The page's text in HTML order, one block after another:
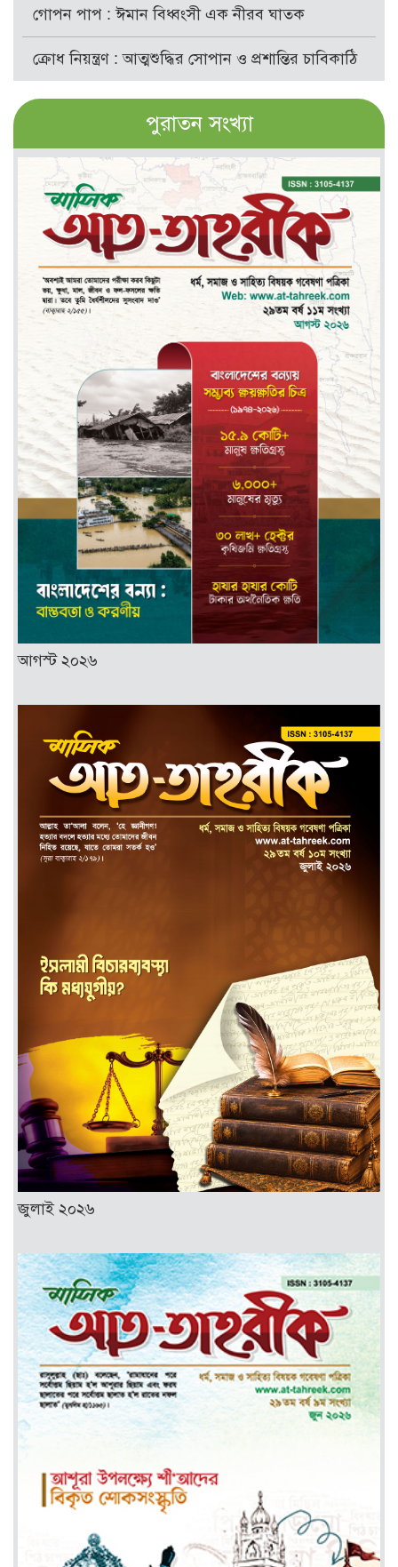
গোপন পাপ : ঈমান বিধ্বংসী এক নীরব ঘাতক
ক্রোধ নিয়ন্ত্রণ : আত্মশুদ্ধির সোপান ও প্রশান্তির চাবিকাঠি
পুরাতন সংখ্যা
আগস্ট ২০২৬
জুলাই ২০২৬